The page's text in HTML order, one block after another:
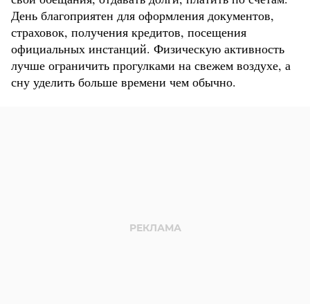
День благоприятен для оформления документов,
страховок, получения кредитов, посещения
официальных инстанций. Физическую активность
лучше ограничить прогулками на свежем воздухе, а
сну уделить больше времени чем обычно.